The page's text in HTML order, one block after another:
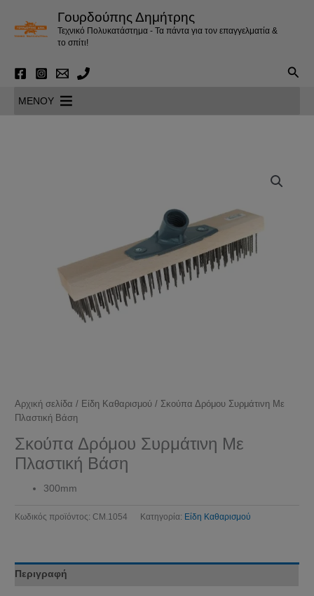
περιεχόμενο
Γουρδούπης Δημήτρης
Τεχνικό Πολυκατάστημα - Τα πάντα για τον επαγγελματία &
το σπίτι!
MENOY
Αρχική σελίδα / Είδη Καθαρισμού / Σκούπα Δρόμου Συρμάτινη Με
Πλαστική Βάση
Σκούπα Δρόμου Συρμάτινη Με
Πλαστική Βάση
300mm
Κωδικός προϊόντος: CM.1054 Κατηγορία: Είδη Καθαρισμού
Περιγραφή